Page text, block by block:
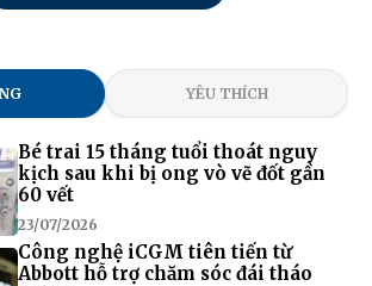
YÊU THÍCH
Bé trai 15 tháng tuổi thoát nguy
kịch sau khi bị ong vò vẽ đốt gần
60 vết
23/07/2026
Công nghệ iCGM tiên tiến từ
Abbott hỗ trợ chăm sóc đái tháo